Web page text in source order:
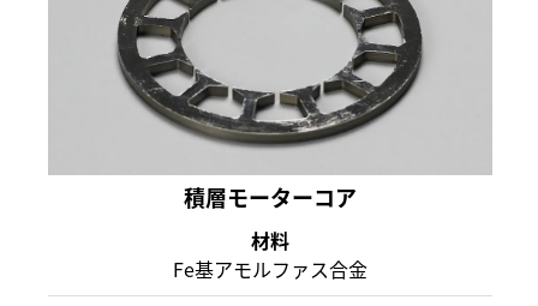
積層モーターコア
材料
Fe基アモルファス合金